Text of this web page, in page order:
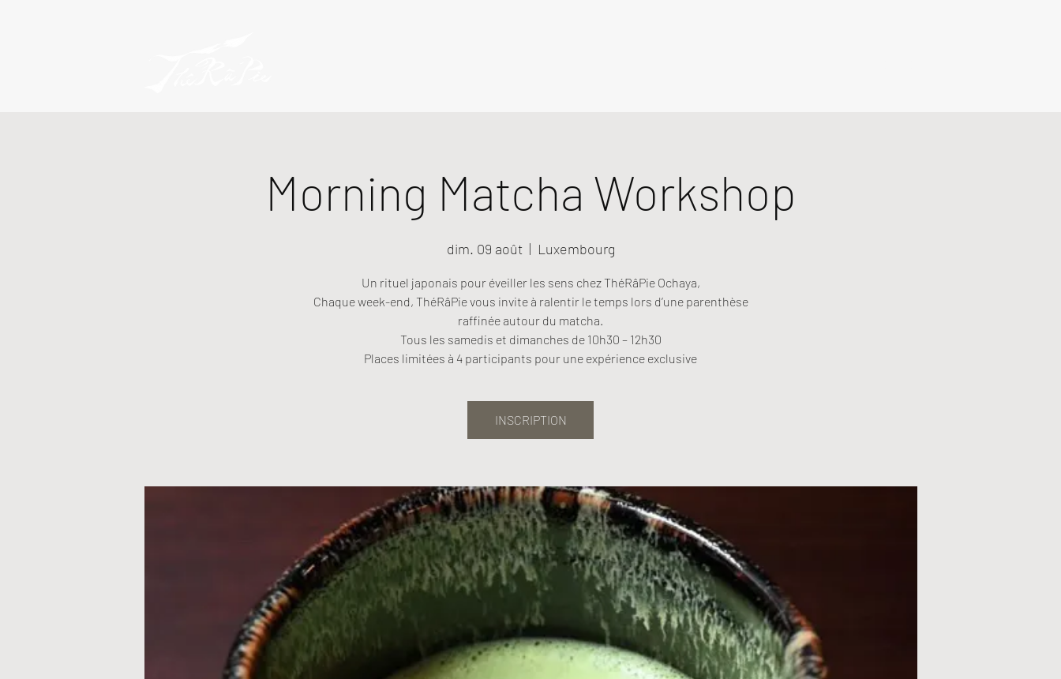
Morning Matcha Workshop
dim. 09 août
  |
Luxembourg
Un rituel japonais pour éveiller les sens chez ThéRâPie Ochaya,
Chaque week-end, ThéRâPie vous invite à ralentir le temps lors d’une parenthèse
raffinée autour du matcha.
Tous les samedis et dimanches de 10h30 – 12h30
Places limitées à 4 participants pour une expérience exclusive
INSCRIPTION